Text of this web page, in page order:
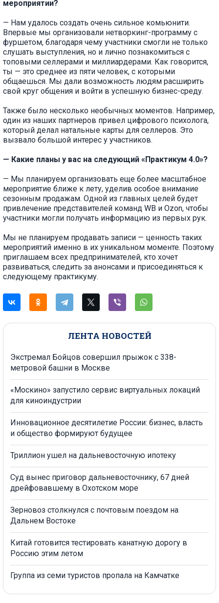
ЛЕНТА НОВОСТЕЙ
Экстремал Бойцов совершил прыжок с 338-
метровой башни в Москве
«Москино» запустило сервис виртуальных локаций
для киноиндустрии
Инновационное десятилетие России: бизнес, власть
и общество формируют будущее
Триллион ушел на дальневосточную ипотеку
Суд вынес приговор дальневосточнику, 67 дней
дрейфовавшему в Охотском море
Зерновоз столкнулся с почтовым поездом на
Дальнем Востоке
Китай готовится тестировать канатную дорогу в
Россию этим летом
Группа из семи туристов пропала на Камчатке
мероприятии?
— Нам удалось создать очень сильное комьюнити.
Впервые мы организовали нетворкинг-программу с
фуршетом, благодаря чему участники смогли не только
слушать выступления, но и лично познакомиться с
топовыми селлерами и миллиардерами. Как говорится,
ты — это среднее из пяти человек, с которыми
общаешься. Мы дали возможность людям расширить
свой круг общения и войти в успешную бизнес-среду.
Также было несколько необычных моментов. Например,
один из наших партнеров привел цифрового психолога,
который делал натальные карты для селлеров. Это
вызвало большой интерес у участников.
— Какие планы у вас на следующий «Практикум 4.0»?
— Мы планируем организовать еще более масштабное
мероприятие ближе к лету, уделив особое внимание
сезонным продажам. Одной из главных целей будет
привлечение представителей команд WB и Ozon, чтобы
участники могли получать информацию из первых рук.
Мы не планируем продавать записи — ценность таких
мероприятий именно в их уникальном моменте. Поэтому
приглашаем всех предпринимателей, кто хочет
развиваться, следить за анонсами и присоединяться к
следующему практикуму.